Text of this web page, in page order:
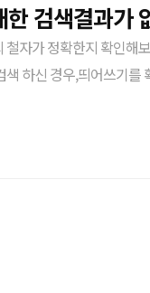
한 검색결과가
철자가 정확한지 확인해
하신 경우,띄어쓰기를